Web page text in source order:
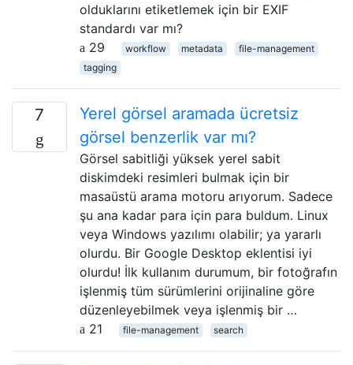
olduklarını etiketlemek için bir EXIF ​​
standardı var mı?
29
workflow metadata
file-management
tagging
7
Yerel görsel aramada ücretsiz
görsel benzerlik var mı?
Görsel sabitliği yüksek yerel sabit
diskimdeki resimleri bulmak için bir
masaüstü arama motoru arıyorum. Sadece
şu ana kadar para için para buldum. Linux
veya Windows yazılımı olabilir; ya yararlı
olurdu. Bir Google Desktop eklentisi iyi
olurdu! İlk kullanım durumum, bir fotoğrafın
işlenmiş tüm sürümlerini orijinaline göre
düzenleyebilmek veya işlenmiş bir …
21
file-management search